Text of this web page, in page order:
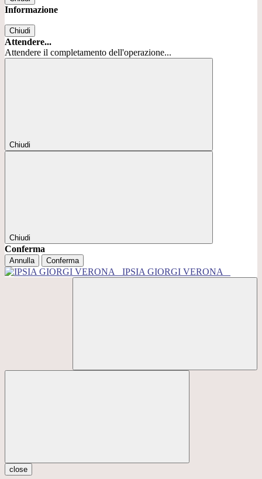
Informazione
Chiudi
Attendere...
Attendere il completamento dell'operazione...
Chiudi
Chiudi
Conferma
Annulla Conferma
IPSIA GIORGI VERONA
close